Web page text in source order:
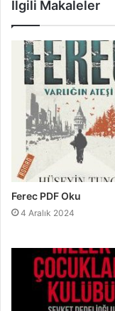
İlgili Makaleler
Ferec PDF Oku
4 Aralık 2024